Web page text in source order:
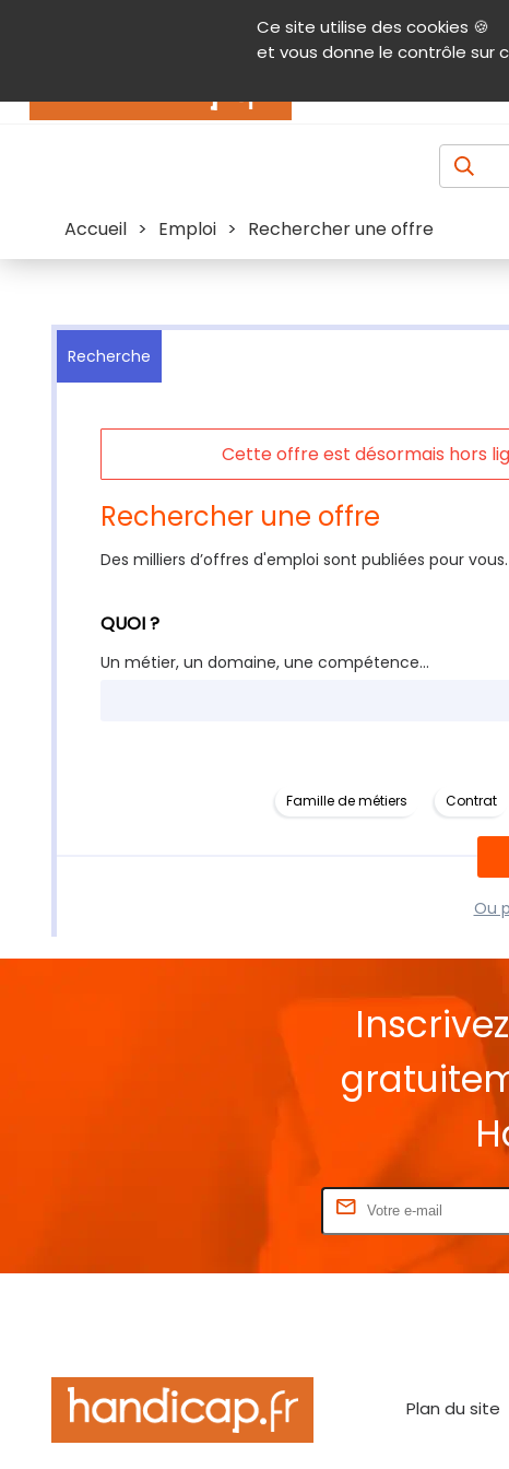
Ce site utilise des cookies 🍪
et vous donne le contrôle sur
Contenu Aide et accessibilité Menu
Accueil > Emploi > Rechercher une offre
Cette offre est désormais hors
Recherche
Rechercher une offre
Des milliers d’offres d'emploi sont publiées pour
QUOI ?
Un métier, un domaine, une compétence...
Famille de métiers Contrat
Ou
Plan du site